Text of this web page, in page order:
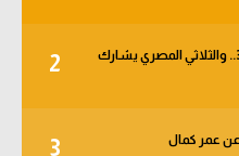
2
خبر في الجول - الأهلي يبدأ من دور الـ 32.. والثلاثي المصري يشارك
3 عن عمر كمال